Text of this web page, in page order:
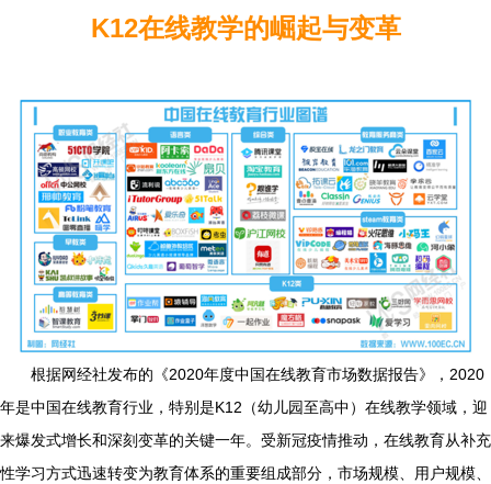
K12在线教学的崛起与变革
根据网经社发布的《2020年度中国在线教育市场数据报告》，2020
年是中国在线教育行业，特别是K12（幼儿园至高中）在线教学领域，迎
来爆发式增长和深刻变革的关键一年。受新冠疫情推动，在线教育从补充
性学习方式迅速转变为教育体系的重要组成部分，市场规模、用户规模、